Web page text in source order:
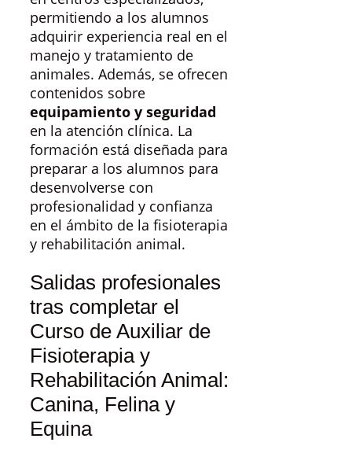
permitiendo a los alumnos
adquirir experiencia real en el
manejo y tratamiento de
animales. Además, se ofrecen
contenidos sobre
equipamiento y seguridad
en la atención clínica. La
formación está diseñada para
preparar a los alumnos para
desenvolverse con
profesionalidad y confianza
en el ámbito de la fisioterapia
y rehabilitación animal.
Salidas profesionales
tras completar el
Curso de Auxiliar de
Fisioterapia y
Rehabilitación Animal:
Canina, Felina y
Equina